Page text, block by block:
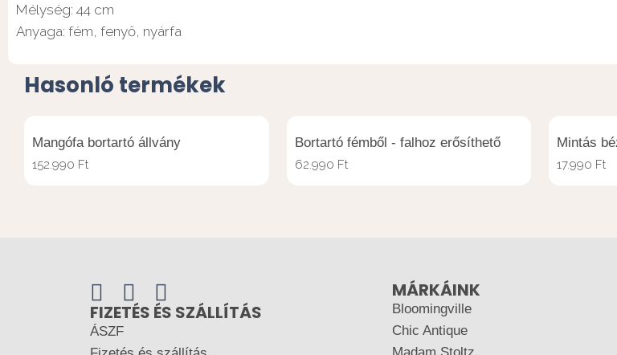
Mélység: 44 cm
Anyaga: fém, fenyő, nyárfa
Hasonló termékek
Mangófa bortartó állvány
152.990 Ft
Bortartó fémből - falhoz erősíthető
62.990 Ft
Mintás
17.990 Ft
FIZETÉS ÉS SZÁLLÍTÁS
ÁSZF
MÁRKÁINK
Bloomingville
Chic Antique